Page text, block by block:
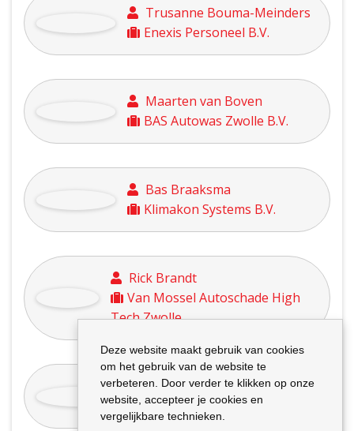
Deze website maakt gebruik van cookies
om het gebruik van de website te
verbeteren. Door verder te klikken op onze
website, accepteer je cookies en
vergelijkbare technieken.
SWZ woningcorporatie
Stefan Bod
Mart Borns
Rubix bv